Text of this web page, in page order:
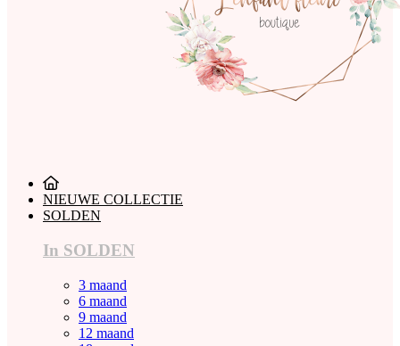
NIEUWE COLLECTIE
SOLDEN
In SOLDEN
3 maand
6 maand
9 maand
12 maand